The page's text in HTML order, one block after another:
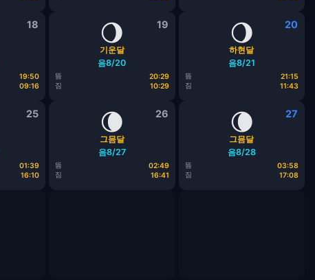
18
19:50
09:16
19
🌖
기운달
음8/20
뜸
20:29
짐
10:29
20
🌖
하현달
음8/21
뜸
21:15
짐
11:43
25
01:39
16:10
26
🌘
그믐달
음8/27
뜸
02:49
짐
16:41
27
🌘
그믐달
음8/28
뜸
03:58
짐
17:08